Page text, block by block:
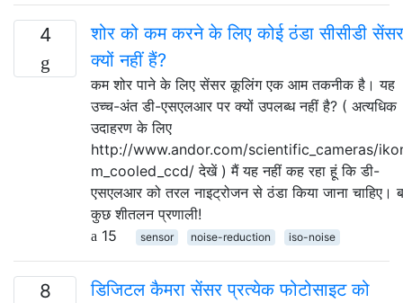
4
शोर को कम करने के लिए कोई ठंडा सीसीडी सेंसर
क्यों नहीं हैं?
कम शोर पाने के लिए सेंसर कूलिंग एक आम तकनीक है। यह
उच्च-अंत डी-एसएलआर पर क्यों उपलब्ध नहीं है? ( अत्यधिक
उदाहरण के लिए
http://www.andor.com/scientific_cameras/
m_cooled_ccd/ देखें ) मैं यह नहीं कह रहा हूं कि डी-
एसएलआर को तरल नाइट्रोजन से ठंडा किया जाना चाहिए।
कुछ शीतलन प्रणाली!
15
sensor noise-reduction iso-noise
8
डिजिटल कैमरा सेंसर प्रत्येक फोटोसाइट को